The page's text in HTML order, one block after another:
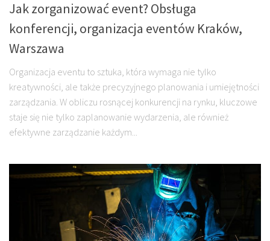
Jak zorganizować event? Obsługa
konferencji, organizacja eventów Kraków,
Warszawa
Organizacja eventu to sztuka, która wymaga nie tylko
kreatywności, ale także precyzyjnego planowania i umiejętności
zarządzania. W obliczu rosnącej konkurencji na rynku, kluczowe
staje się nie tylko zaplanowanie wydarzenia, ale również
efektywne zarządzanie każdym...